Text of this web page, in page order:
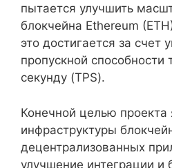
пытается улучшить
блокчейна Ethereum
это достигается за счет
пропускной способности
секунду (TPS).
Конечной целью проекта
инфраструктуры
децентрализованных
улучшение интеграции и